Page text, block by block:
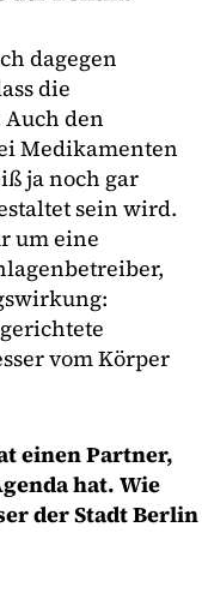
dagegen
die
den
Medikamenten
ja noch gar
sein wird.
um eine
vom Körper
einen Partner,
hat. Wie
der Stadt Berlin